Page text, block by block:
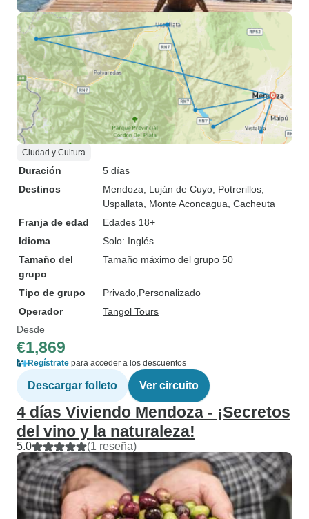
Ciudad y Cultura
Duración
5 días
Destinos
Mendoza , Luján de Cuyo , Potrerillos
Uspallata , Monte Aconcagua , Cacheuta
Franja de edad
Edades 18+
Idioma
Solo: Inglés
Tamaño del
grupo
Tamaño máximo del grupo 50
Tipo de grupo Privado Personalizado
Operador
Tangol Tours
Desde
€1,869
Regístrate para acceder a los descuentos
Descargar folleto Ver circuito
4 días Viviendo Mendoza - ¡Secretos
del vino y la naturaleza!
5.0 (1 reseña)